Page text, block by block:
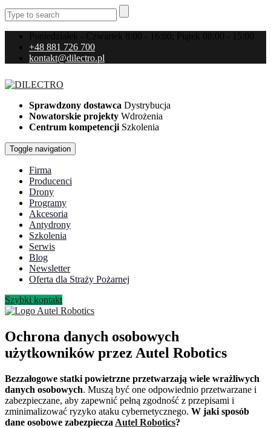
Poniedziałek - Czwartek 8:00 - 16:00; Piątek 08:00 - 15:00
+48 881 726 700
kontakt@dilectro.pl
Sprawdzony dostawca Dystrybucja
Nowatorskie projekty Wdrożenia
Centrum kompetencji Szkolenia
Toggle navigation
Firma
Producenci
Drony
Programy
Akcesoria
Antydrony
Szkolenia
Serwis
Blog
Newsletter
Oferta dla Straży Pożarnej
Szybki kontakt
Ochrona danych osobowych
użytkowników przez Autel Robotics
Bezzałogowe statki powietrzne przetwarzają wiele wrażliwych
danych osobowych. Muszą być one odpowiednio przetwarzane i
zabezpieczane, aby zapewnić pełną zgodność z przepisami i
zminimalizować ryzyko ataku cybernetycznego. W jaki sposób
dane osobowe zabezpiecza Autel Robotics?